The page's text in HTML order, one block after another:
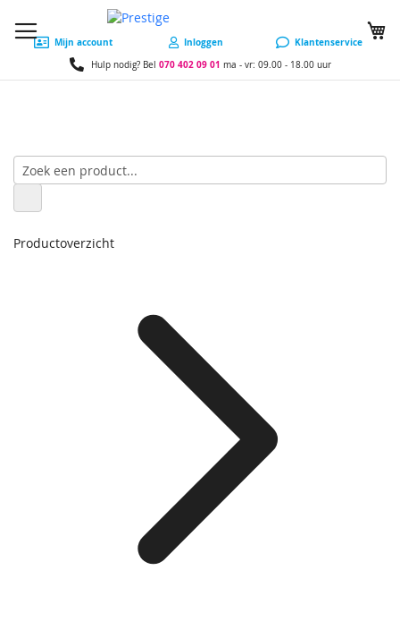
Mijn account Inloggen Klantenservice
Hulp nodig? Bel 070 402 09 01 ma - vr: 09.00 - 18.00 uur
Productoverzicht